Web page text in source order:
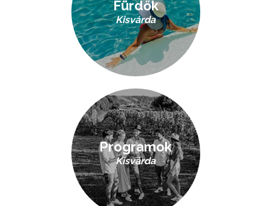
Fürdők
Kisvárda
Programok
Kisvárda